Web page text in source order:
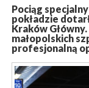
Pociąg
pokładzie
Kraków
małopolskich
profesjonalną